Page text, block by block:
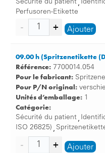
Sécurité du patient ,
Perfusoren-Etikette
Ajouter
09.00 h (Spritzenetikette
Référence: 7700014.054
Pour le fabricant:
Pour P/N original:
Unités d’emballage: 1
Catégorie:
Sécurité du patient ,
ISO 26825) ,
Ajouter